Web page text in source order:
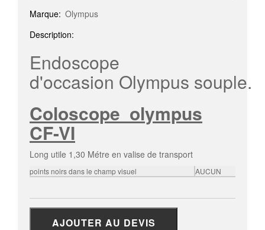
Marque: Olympus
Description:
Endoscope
d'occasion Olympus souple.
Coloscope olympus
CF-VI
Long utile 1,30 Métre en valise de transport
points noirs dans le champ visuel AUCUN
AJOUTER AU DEVIS